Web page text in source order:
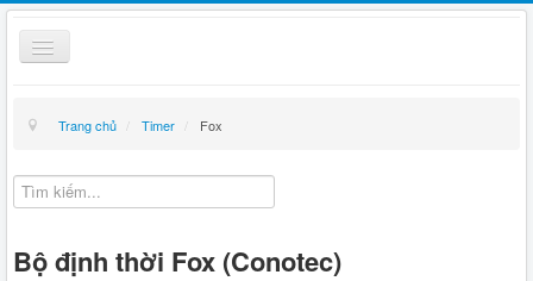
Toggle
Navigation
Giỏ hàng
Hướng dẫn mua hàng
Trang chủ / Timer / Fox
Bộ định thời Fox (Conotec)